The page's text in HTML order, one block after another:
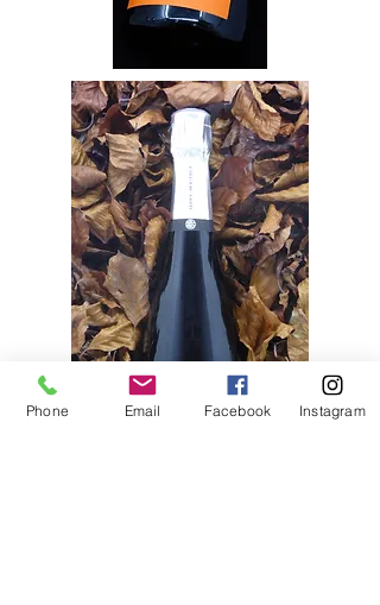
Phone Email Facebook Instagram